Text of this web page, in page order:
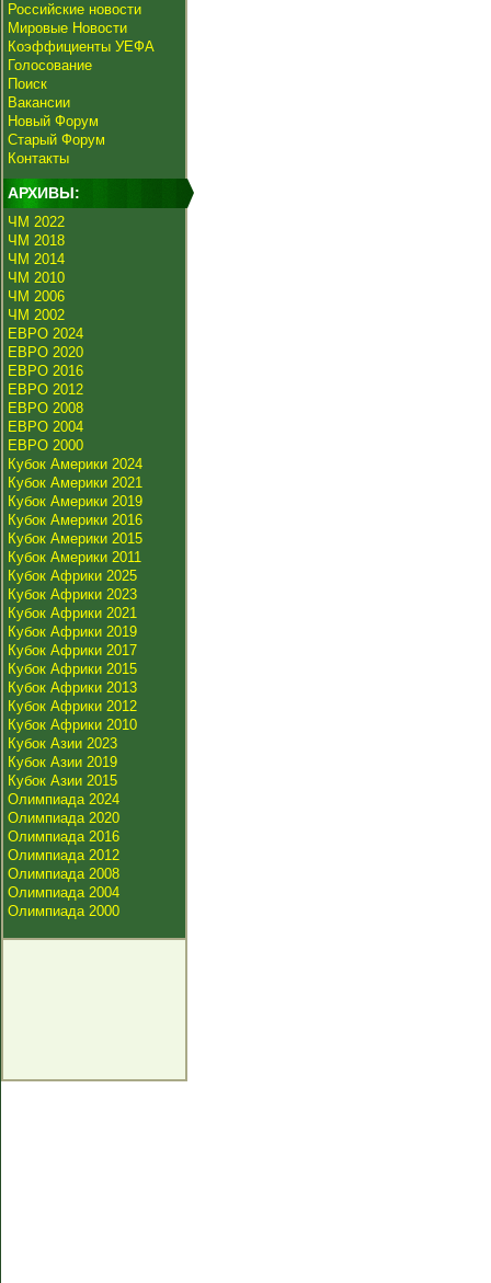
Российские новости
Мировые Новости
Коэффициенты УЕФА
Голосование
Поиск
Вакансии
Новый Форум
Старый Форум
Контакты
АРХИВЫ:
ЧМ 2022
ЧМ 2018
ЧМ 2014
ЧМ 2010
ЧМ 2006
ЧМ 2002
ЕВРО 2024
ЕВРО 2020
ЕВРО 2016
ЕВРО 2012
ЕВРО 2008
ЕВРО 2004
ЕВРО 2000
Кубок Америки 2024
Кубок Америки 2021
Кубок Америки 2019
Кубок Америки 2016
Кубок Америки 2015
Кубок Америки 2011
Кубок Африки 2025
Кубок Африки 2023
Кубок Африки 2021
Кубок Африки 2019
Кубок Африки 2017
Кубок Африки 2015
Кубок Африки 2013
Кубок Африки 2012
Кубок Африки 2010
Кубок Азии 2023
Кубок Азии 2019
Кубок Азии 2015
Олимпиада 2024
Олимпиада 2020
Олимпиада 2016
Олимпиада 2012
Олимпиада 2008
Олимпиада 2004
Олимпиада 2000